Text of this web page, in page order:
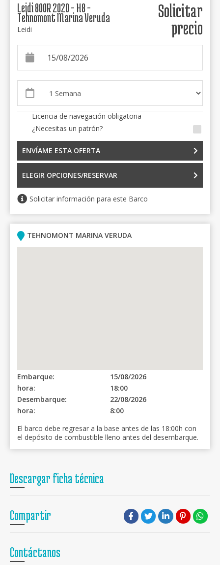
Leidi 800R 2020 - H8 -
Tehnomont Marina Veruda
Leidi
Solicitar
precio
Licencia de navegación obligatoria
¿Necesitas un patrón?
ENVÍAME ESTA OFERTA
ELEGIR OPCIONES/RESERVAR
Solicitar información para este Barco
TEHNOMONT MARINA VERUDA
Embarque:
15/08/2026
hora:
18:00
Desembarque:
22/08/2026
hora:
8:00
El barco debe regresar a la base antes de las 18:00h con
el depósito de combustible lleno antes del desembarque.
Descargar ficha técnica
Compartir
Contáctanos